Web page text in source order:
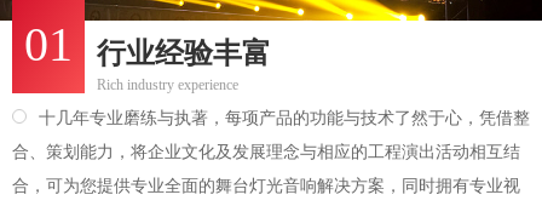
01 行业经验丰富
Rich industry experience
十几年专业磨练与执著，每项产品的功能与技术了然于心，凭借整
合、策划能力，将企业文化及发展理念与相应的工程演出活动相互结
合，可为您提供专业全面的舞台灯光音响解决方案，同时拥有专业视